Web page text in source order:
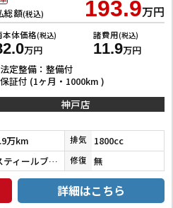
総額(税込) 193.9万円
本体価格(税込)
万円
諸費用(税込)
11.9万円
法定整備：整備付
保証付 (1ヶ月・1000km )
神戸店
万km 排気 1800cc
スティールブロンドメタリック 修復 無
詳細はこちら